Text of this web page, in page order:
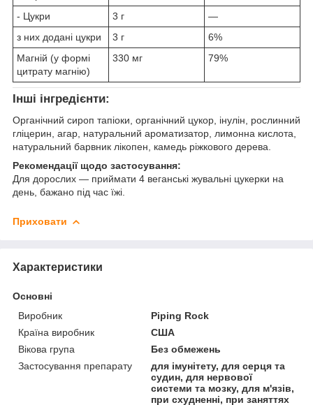
- Цукри
3 г
—
з них додані цукри
3 г
6%
Магній (у формі
цитрату магнію)
330 мг 79%
Інші інгредієнти:
Органічний сироп тапіоки, органічний цукор, інулін, рослинний
гліцерин, агар, натуральний ароматизатор, лимонна кислота,
натуральний барвник лікопен, камедь ріжкового дерева.
Рекомендації щодо застосування:
Для дорослих — приймати 4 веганські жувальні цукерки на
день, бажано під час їжі.
Приховати
Характеристики
Основні
Виробник
Piping Rock
Країна виробник
США
Вікова група
Без обмежень
Застосування препарату
для імунітету, для серця та
судин, для нервової
системи та мозку, для м'язів,
при схудненні, при заняттях